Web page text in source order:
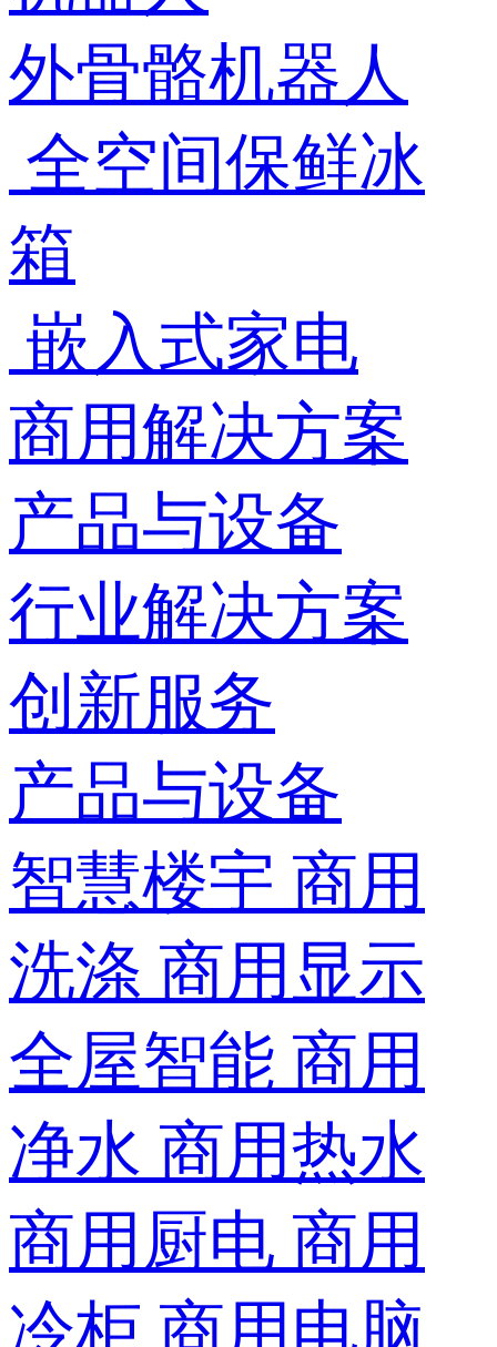
外骨骼机器人
全空间保鲜冰
箱
嵌入式家电
商用解决方案
产品与设备
行业解决方案
创新服务
产品与设备
智慧楼宇 商用
洗涤 商用显示
全屋智能 商用
净水 商用热水
商用厨电 商用
冷柜 商用电脑